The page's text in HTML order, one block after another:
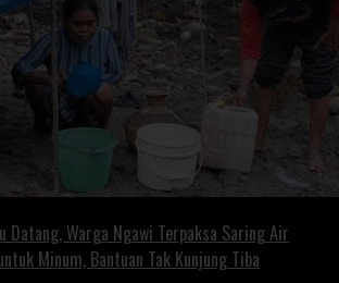
Datang, Warga Ngawi Terpaksa Saring Air
Minum, Bantuan Tak Kunjung Tiba